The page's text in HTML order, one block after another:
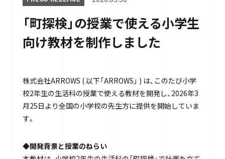
「町探検」の授業で使える小学生
向け教材を制作しました
株式会社ARROWS ( 以下「ARROWS」 ) は、このたび小学
校2年生の生活科の授業で使える教材を開発し、2026年3
月25日より全国の小学校の先生方に提供を開始していま
す。
◆開発背景と授業のねらい